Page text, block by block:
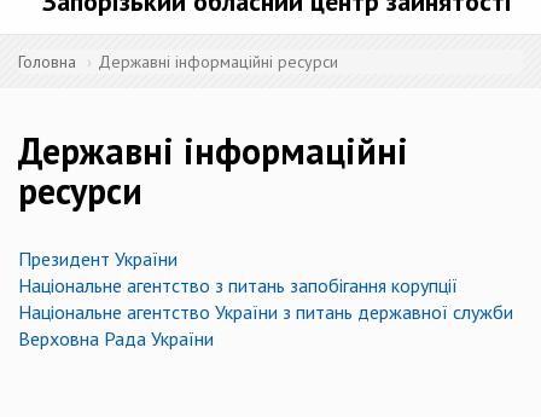
Головна Державні інформаційні ресурси
Державні інформаційні
ресурси
Президент України
Національне агентство з питань запобігання корупції
Національне агентство України з питань державної служби
Верховна Рада України